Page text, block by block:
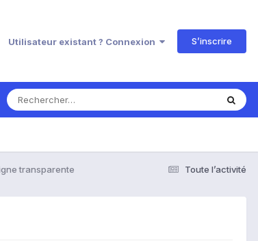
Utilisateur existant ? Connexion S’inscrire
Toute l’activité
transparente